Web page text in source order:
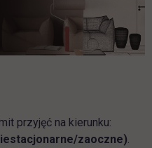
przyjęć na kierunku:
zaoczne)